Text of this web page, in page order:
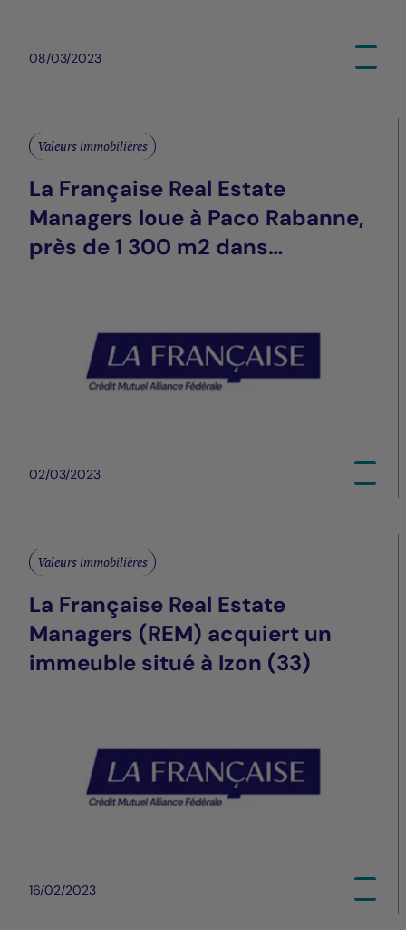
08/03/2023
Valeurs immobilières
La Française Real Estate
Managers loue à Paco Rabanne,
près de 1 300 m2 dans
02/03/2023
Valeurs immobilières
La Française Real Estate
Managers (REM) acquiert un
immeuble situé à Izon (33)
16/02/2023